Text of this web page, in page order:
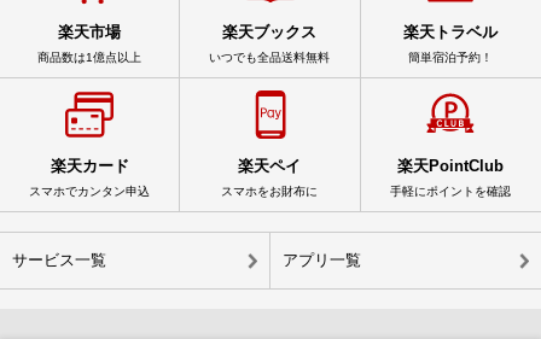
楽天市場
商品数は1億点以上
楽天ブックス
いつでも全品送料無料
楽天トラベル
簡単宿泊予約！
楽天カード
スマホでカンタン申込
楽天ペイ
スマホをお財布に
楽天PointClub
手軽にポイントを確認
サービス一覧 アプリ一覧